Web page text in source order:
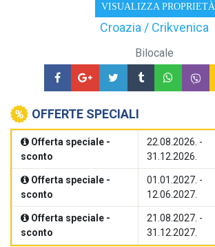
VISUALIZZA PROPRIETÀ
Croazia / Crikvenica
Bilocale
OFFERTE SPECIALI
Offerta speciale -
sconto
22.08.2026. -
31.12.2026.
Offerta speciale -
sconto
01.01.2027. -
12.06.2027.
Offerta speciale -
sconto
21.08.2027. -
31.12.2027.